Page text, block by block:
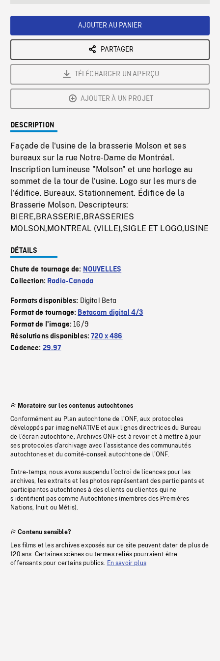
AJOUTER AU PANIER
PARTAGER
TÉLÉCHARGER UN APERÇU
AJOUTER À UN PROJET
DESCRIPTION
Façade de l'usine de la brasserie Molson et ses
bureaux sur la rue Notre-Dame de Montréal.
Inscription lumineuse "Molson" et une horloge au
sommet de la tour de l'usine. Logo sur les murs de
l'édifice. Bureaux. Stationnement. Édifice de la
Brasserie Molson. Descripteurs:
BIERE,BRASSERIE,BRASSERIES
MOLSON,MONTREAL (VILLE),SIGLE ET LOGO,USINE
DÉTAILS
Chute de tournage de: NOUVELLES
Collection: Radio-Canada
Formats disponibles: Digital Beta
Format de tournage: Betacam digital 4/3
Format de l'image:16/9
Résolutions disponibles:720 x 486
Cadence: 29.97
Moratoire sur les contenus autochtones
Conformément au Plan autochtone de l’ONF, aux protocoles
développés par imagineNATIVE et aux lignes directrices du Bureau
de l’écran autochtone, Archives ONF est à revoir et à mettre à jour
ses protocoles d’archivage avec l’assistance des communautés
autochtones et du comité-conseil autochtone de l’ONF.
Entre-temps, nous avons suspendu l’octroi de licences pour les
archives, les extraits et les photos représentant des participants et
participantes autochtones à des clients ou clientes qui ne
s’identifient pas comme Autochtones (membres des Premières
Nations, Inuit ou Métis).
Contenu sensible?
Les films et les archives exposés sur ce site peuvent dater de plus de
120 ans. Certaines scènes ou termes reliés pourraient être
offensants pour certains publics. En savoir plus